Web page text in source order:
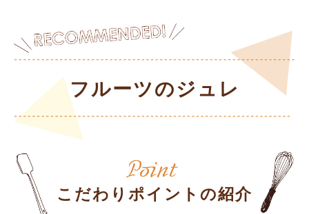
フルーツのジュレ
こだわりポイントの紹介